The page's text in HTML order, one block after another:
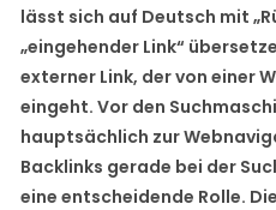
lässt sich auf Deutsch mit
„eingehender Link“
externer Link, der von einer
eingeht. Vor den
hauptsächlich zur
Backlinks gerade bei der
eine entscheidende Rolle.